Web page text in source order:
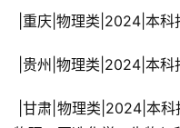
|重庆|物理类|2024|本
|贵州|物理类|2024|本